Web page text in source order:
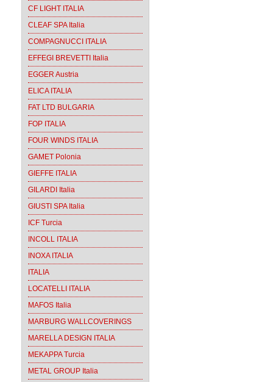
CF LIGHT ITALIA
CLEAF SPA Italia
COMPAGNUCCI ITALIA
EFFEGI BREVETTI Italia
EGGER Austria
ELICA ITALIA
FAT LTD BULGARIA
FOP ITALIA
FOUR WINDS ITALIA
GAMET Polonia
GIEFFE ITALIA
GILARDI Italia
GIUSTI SPA Italia
ICF Turcia
INCOLL ITALIA
INOXA ITALIA
ITALIA
LOCATELLI ITALIA
MAFOS Italia
MARBURG WALLCOVERINGS
MARELLA DESIGN ITALIA
MEKAPPA Turcia
METAL GROUP Italia